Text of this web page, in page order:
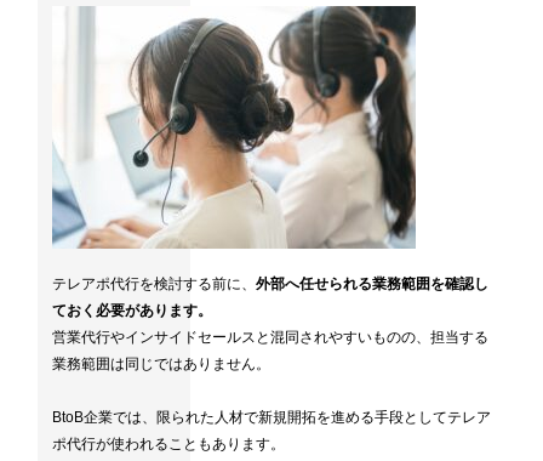
テレアポ代行を検討する前に、 外部へ任せられる業務範囲を確認し
ておく必要があります。
営業代行やインサイドセールスと混同されやすいものの、担当する
業務範囲は同じではありません。
BtoB企業では、限られた人材で新規開拓を進める手段としてテレア
ポ代行が使われることもあります。